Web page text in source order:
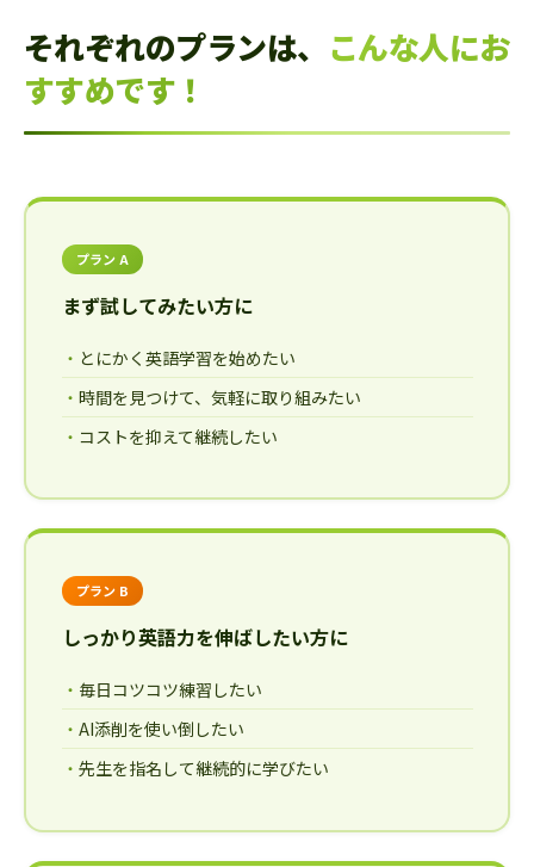
それぞれのプランは、 こんな人にお
すすめです！
プラン A
まず試してみたい方に
とにかく英語学習を始めたい
時間を見つけて、気軽に取り組みたい
コストを抑えて継続したい
プラン B
しっかり英語力を伸ばしたい方に
毎日コツコツ練習したい
AI添削を使い倒したい
先生を指名して継続的に学びたい